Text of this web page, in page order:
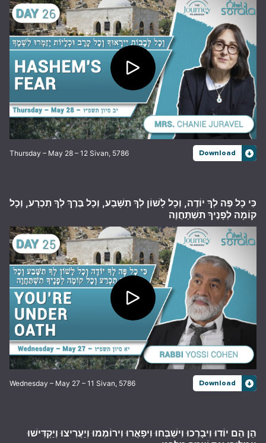
Thursday – May 28 – 12 Sivan, 5786 Download
כִּי כָל פֶּה לְךָ יוֹדֶה, וְכָל לָשׁוֹן לְךָ תִשָּׁבַע, וְכָל בֶּרֶךְ לְךָ תִכְרַע, וְכָל
קוֹמָה לְפָנֶיךָ תִשְׁתַּחֲוֶה
Wednesday – May 27 – 11 Sivan, 5786 Download
הֵן הֵם יוֹדוּ וִיבָרְכוּ וִישַׁבְּחוּ וִיפָאֲרוּ וִירוֹמְמוּ וְיַעֲרִיצוּ וְיַקְדִּישׁוּ